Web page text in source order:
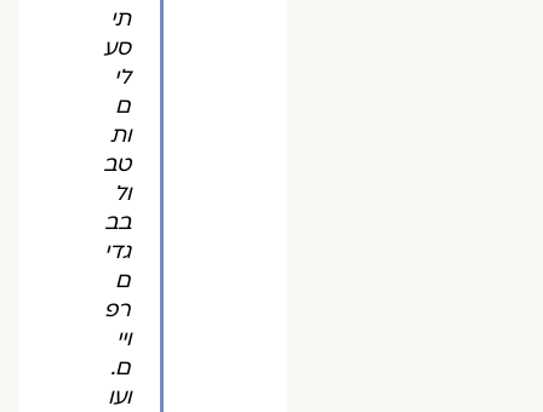
תי
סע
לי
ם
ות
טב
ול
בב
גדי
ם
רפ
ויי
ם.
ועו